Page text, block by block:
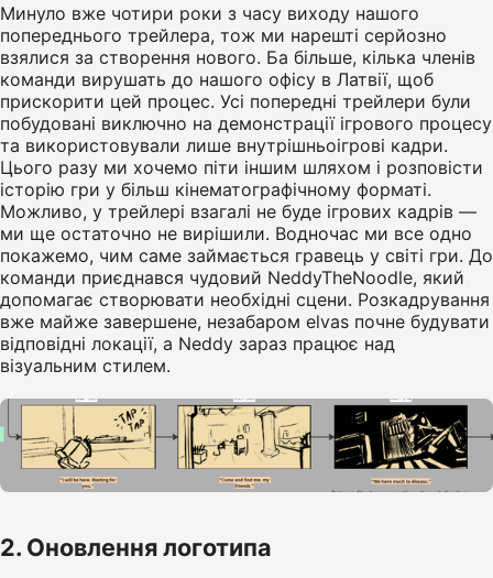
Минуло вже чотири роки з часу виходу нашого
попереднього трейлера, тож ми нарешті серйозно
взялися за створення нового. Ба більше, кілька членів
команди вирушать до нашого офісу в Латвії, щоб
прискорити цей процес. Усі попередні трейлери були
побудовані виключно на демонстрації ігрового процесу
та використовували лише внутрішньоігрові кадри.
Цього разу ми хочемо піти іншим шляхом і розповісти
історію гри у більш кінематографічному форматі.
Можливо, у трейлері взагалі не буде ігрових кадрів —
ми ще остаточно не вирішили. Водночас ми все одно
покажемо, чим саме займається гравець у світі гри. До
команди приєднався чудовий NeddyTheNoodle, який
допомагає створювати необхідні сцени. Розкадрування
вже майже завершене, незабаром elvas почне будувати
відповідні локації, а Neddy зараз працює над
візуальним стилем.
2. Оновлення логотипа